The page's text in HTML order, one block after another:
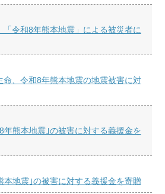
「令和8年熊本地震」による被災者に
命、令和8年熊本地震の地震被害に対
年熊本地震｣の被害に対する義援金を
本地震｣の被害に対する義援金を寄贈